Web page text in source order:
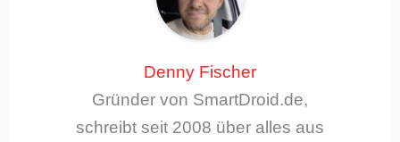
Denny Fischer
Gründer von SmartDroid.de,
schreibt seit 2008 über alles aus